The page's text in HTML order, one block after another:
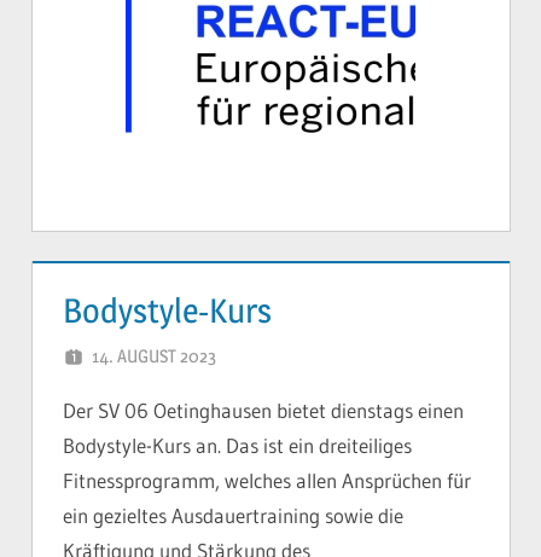
Bodystyle-Kurs
14. AUGUST 2023
Der SV 06 Oetinghausen bietet dienstags einen
Bodystyle-Kurs an. Das ist ein dreiteiliges
Fitnessprogramm, welches allen Ansprüchen für
ein gezieltes Ausdauertraining sowie die
Kräftigung und Stärkung des